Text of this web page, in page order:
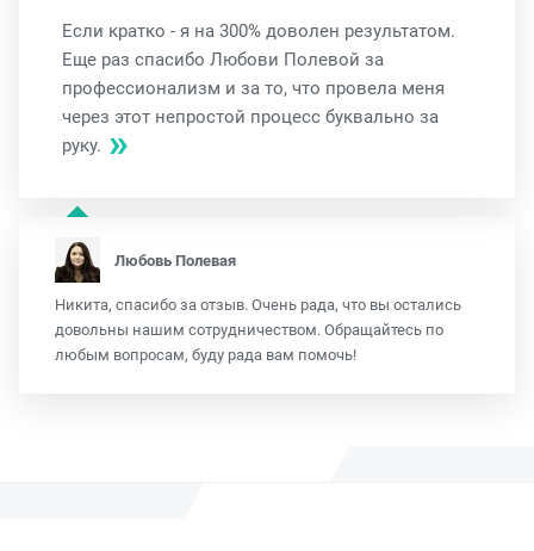
Если кратко - я на 300% доволен результатом.
Еще раз спасибо Любови Полевой за
профессионализм и за то, что провела меня
через этот непростой процесс буквально за
руку.
Любовь Полевая
Никита, спасибо за отзыв. Очень рада, что вы остались
довольны нашим сотрудничеством. Обращайтесь по
любым вопросам, буду рада вам помочь!